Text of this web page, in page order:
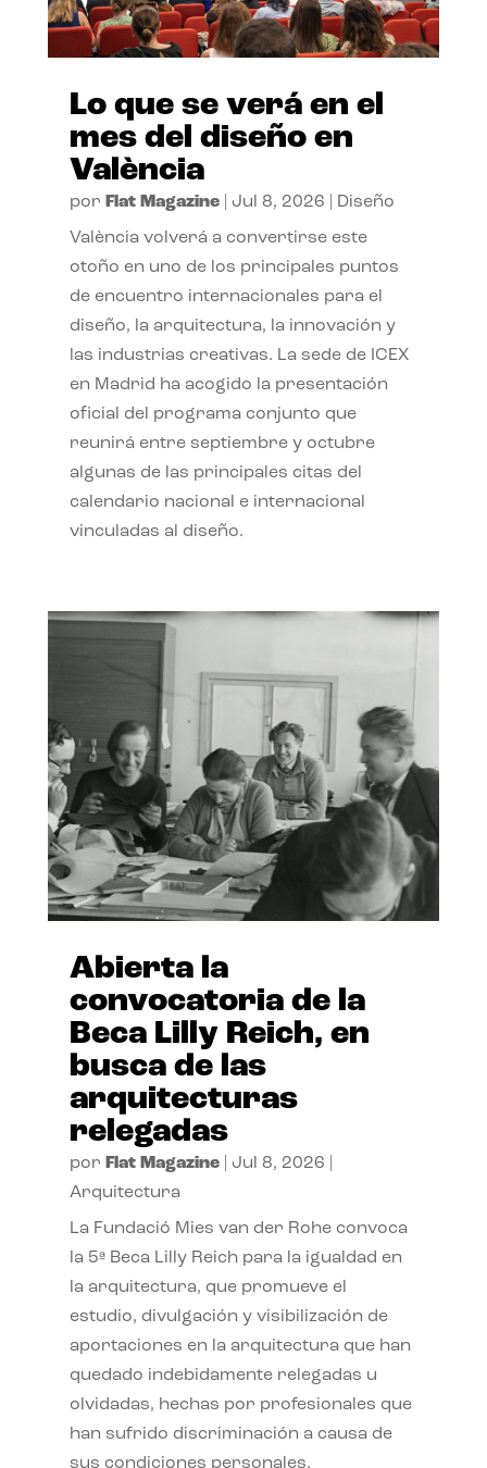
Lo que se verá en el
mes del diseño en
València
por Flat Magazine| Jul 8, 2026 Diseño
València volverá a convertirse este
otoño en uno de los principales puntos
de encuentro internacionales para el
diseño, la arquitectura, la innovación y
las industrias creativas. La sede de ICEX
en Madrid ha acogido la presentación
oficial del programa conjunto que
reunirá entre septiembre y octubre
algunas de las principales citas del
calendario nacional e internacional
vinculadas al diseño.
Abierta la
convocatoria de la
Beca Lilly Reich, en
busca de las
arquitecturas
relegadas
por Flat Magazine| Jul 8, 2026
Arquitectura
La Fundació Mies van der Rohe convoca
la 5ª Beca Lilly Reich para la igualdad en
la arquitectura, que promueve el
estudio, divulgación y visibilización de
aportaciones en la arquitectura que han
quedado indebidamente relegadas u
olvidadas, hechas por profesionales que
han sufrido discriminación a causa de
sus condiciones personales.